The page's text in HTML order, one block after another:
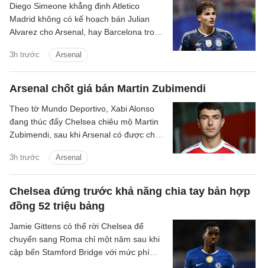
3h trước Arsenal
Diego Simeone khẳng định Atletico
Madrid không có kế hoạch bán Julian
Alvarez cho Arsenal, hay Barcelona trong
Arsenal chốt giá bán Martin Zubimendi
3h trước Arsenal
Theo tờ Mundo Deportivo, Xabi Alonso
đang thúc đẩy Chelsea chiêu mộ Martin
Zubimendi, sau khi Arsenal có được chữ
Chelsea đứng trước khả năng chia tay bản hợp
đồng 52 triệu bảng
Jamie Gittens có thể rời Chelsea để
chuyển sang Roma chỉ một năm sau khi
cập bến Stamford Bridge với mức phí